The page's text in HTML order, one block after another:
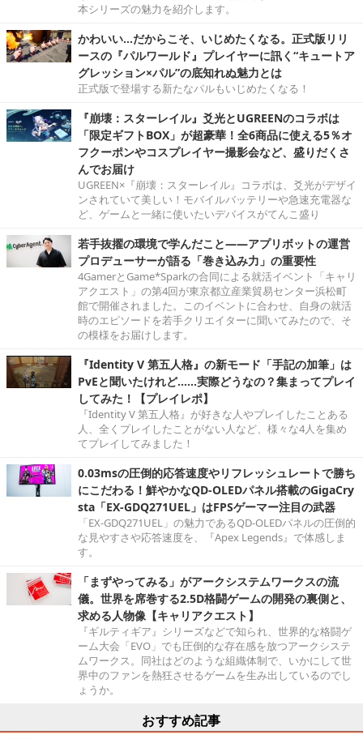
本シリーズの魅力を紹介します。
かわいい…だからこそ、いじめたくなる。正式版リリ
ースの『パルワールド』プレイヤーに訊く“キュートア
グレッション×パル”の底知れぬ魅力とは
正式版で登場する新たなパルもいじめたくなる！
『崩壊：スターレイル』爻光とUGREENのコラボは
「限定ギフトBOX」が超豪華！全6商品に使える5％オ
フクーポンやコスプレイヤー撮影会など、盛りだくさ
んでお届け
UGREEN×『崩壊：スターレイル』コラボは、爻光がデザイ
ンされていて美しい！モバイルバッテリーや急速充電器な
ど、ゲームと一緒に使いたいデバイスがてんこ盛り
若手抜擢の環境で学んだこと――アプリボットの運営
プロデューサーが語る「巻き込み力」の重要性
4GamerとGame*Sparkの合同による就活イベント「キャリ
アクエスト」の第4回が東京都立産業貿易センター浜松町
館で開催されました。このイベントに合わせ、自身の就活
時のエピソードを若手クリエイターに聞いてみたので、そ
の模様をお届けします。
『Identity V 第五人格』の新モード「手記の加筆」は
PvEと聞いたけれど……実際どうなの？集まってプレイ
してみた！【プレイレポ】
『Identity V 第五人格』が好きな人やプレイしたことある
人、全くプレイしたことがない人など、様々な4人を集め
てプレイしてみました！
0.03msの圧倒的応答速度やリフレッシュレートで勝ち
にこだわる！鮮やかなQD-OLEDパネル搭載のGigaCry
sta「EX-GDQ271UEL」はFPSゲーマー注目の武器
「EX-GDQ271UEL」の魅力であるQD-OLEDパネルの圧倒的
な見やすさや応答速度を、『Apex Legends』で体感しま
す。
「まずやってみる」がアークシステムワークスの流
儀。世界を席巻する2.5D格闘ゲームの開発の裏側と、
求める人物像【キャリアクエスト】
『ギルティギア』シリーズなどで知られ、世界的な格闘ゲ
ーム大会「EVO」でも圧倒的な存在感を放つアークシステ
ムワークス。同社はどのような組織体制で、いかにして世
界中のファンを熱狂させるゲームを生み出しているのでし
ょうか。
おすすめ記事